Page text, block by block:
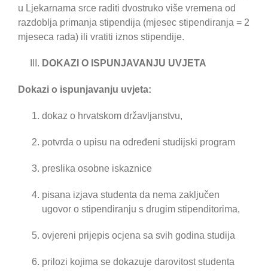
u Ljekarnama srce raditi dvostruko više vremena od
razdoblja primanja stipendija (mjesec stipendiranja = 2
mjeseca rada) ili vratiti iznos stipendije.
DOKAZI O ISPUNJAVANJU UVJETA
Dokazi o ispunjavanju uvjeta:
dokaz o hrvatskom državljanstvu,
potvrda o upisu na određeni studijski program
preslika osobne iskaznice
pisana izjava studenta da nema zaključen
ugovor o stipendiranju s drugim stipenditorima,
ovjereni prijepis ocjena sa svih godina studija
prilozi kojima se dokazuje darovitost studenta